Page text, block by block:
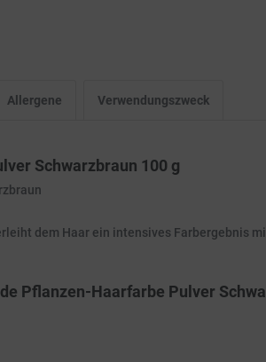
Allergene Verwendungszweck
Schwarzbraun 100 g
dem Haar ein intensives
Pflanzen-Haarfarbe Pulver